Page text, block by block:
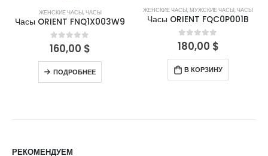
ЖЕНСКИЕ ЧАСЫ,ЧАСЫ
Часы ORIENT FNQ1X003W9
0out of 5
160,00 $
ПОДРОБНЕЕ
ЖЕНСКИЕ ЧАСЫ,МУЖСКИЕ ЧАСЫ,ЧАСЫ
Часы ORIENT FQC0P001B
0out of 5
180,00 $
В КОРЗИНУ
РЕКОМЕНДУЕМ